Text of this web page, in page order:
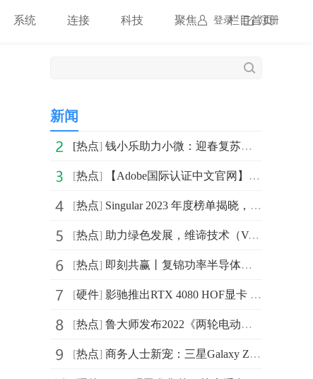
登录 注册
系统 连接 科技 聚焦 栏目首页
新闻
[热点] 钱小乐助力小微：迎春复苏，愿做美好生活“推手”
[热点] 【Adobe国际认证中文官网】Adobe中国摄影计划,免费安装
[热点] Singular 2023 年度榜单揭晓，汇量科技旗下 Mintegral
[热点] 助力绿色发展，维谛技术（Vertiv）“可维节碳2023新品”
[热点] 即刻共赢丨复锦功率半导体电源模块全国招募代理商！
[硬件] 影驰推出RTX 4080 HOF显卡 可通过手动超频进一步调整至470W
[热点] 鲁大师发布2022《两轮电动车行业调研报告》：智能化用户
[热点] 商务人士新宠：三星Galaxy Z Fold4外观、性能、生产力面面俱到